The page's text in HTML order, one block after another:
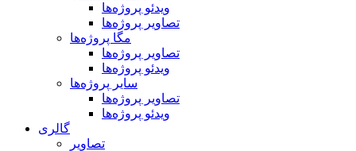
ویدئو پروژه‌ها
تصاویر پروژه‌ها
مگا پروژه‌ها
تصاویر پروژه‌ها
ویدئو پروژه‌ها
سایر پروژه‌ها
تصاویر پروژه‌ها
ویدئو پروژه‌ها
گالری
تصاویر